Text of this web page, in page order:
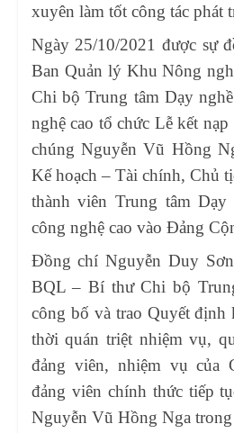
xuyên làm tốt công tác phát
Ngày 25/10/2021 được sự
Ban Quản lý Khu Nông
Chi bộ Trung tâm Dạy
nghệ cao tổ chức Lễ kết
chúng Nguyễn Vũ Hồng
Kế hoạch – Tài chính, Chủ
thành viên Trung tâm Dạy
công nghệ cao vào Đảng
Đồng chí Nguyễn Duy
BQL – Bí thư Chi bộ
công bố và trao Quyết định
thời quán triệt nhiệm vụ,
đảng viên, nhiệm vụ của
đảng viên chính thức tiếp
Nguyễn Vũ Hồng Nga